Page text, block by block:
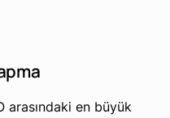
arasındaki en büyük